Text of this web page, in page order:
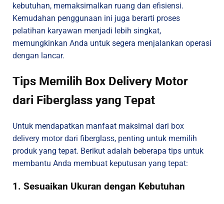
kebutuhan, memaksimalkan ruang dan efisiensi.
Kemudahan penggunaan ini juga berarti proses
pelatihan karyawan menjadi lebih singkat,
memungkinkan Anda untuk segera menjalankan operasi
dengan lancar.
Tips Memilih Box Delivery Motor
dari Fiberglass yang Tepat
Untuk mendapatkan manfaat maksimal dari box
delivery motor dari fiberglass, penting untuk memilih
produk yang tepat. Berikut adalah beberapa tips untuk
membantu Anda membuat keputusan yang tepat:
1. Sesuaikan Ukuran dengan Kebutuhan